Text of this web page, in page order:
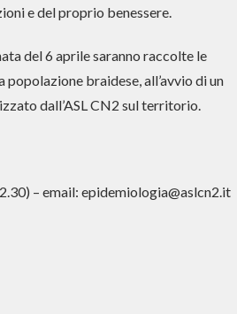
e del proprio benessere.
del 6 aprile saranno raccolte le
braidese, all’avvio di un
dall’ASL CN2 sul territorio.
– email: epidemiologia@aslcn2.it